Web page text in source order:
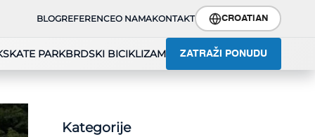
BLOGREFERENCEO NAMAKONTAKT CROATIAN
SKATE PARKBRDSKI BICIKLIZAM ZATRAŽI PONUDU
Kategorije